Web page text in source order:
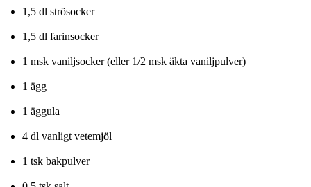
1,5 dl strösocker
1,5 dl farinsocker
1 msk vaniljsocker (eller 1/2 msk äkta vaniljpulver)
1 ägg
1 äggula
4 dl vanligt vetemjöl
1 tsk bakpulver